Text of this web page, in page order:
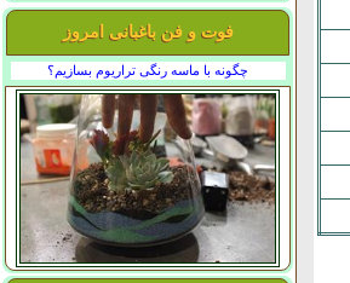
فوت و فن باغبانی امروز
چگونه با ماسه رنگی تراریوم بسازیم؟